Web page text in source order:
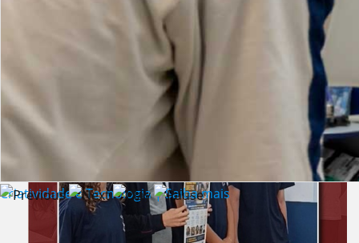
Criatividade e Tecnologia | Saiba mais